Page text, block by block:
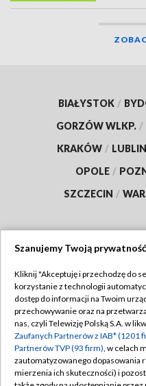
BIAŁYSTOK /
GORZÓW WLKP. /
KRAKÓW / LUBLIN
OPOLE /
SZCZECIN /
Abonament TVP
Emisja w TVP
Centrum informacji TVP
Naziemna Telewizja
Szanujemy Twoją prywatność
Kliknij "Akceptuję i przechodzę do
korzystanie z technologii
dostęp do informacji na Twoim
przechowywanie oraz na
nas, czyli Telewizję Polską S.A. w
Zaufanych Partnerów z IAB* (1201
Partnerów TVP (93 firm), w celach
zautomatyzowanego dopasowania
mierzenia ich skuteczności) i